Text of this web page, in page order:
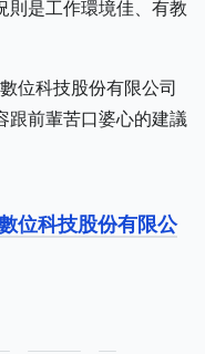
則是工作環境佳、有教
位科技股份有限公司
跟前輩苦口婆心的建議
位科技股份有限公